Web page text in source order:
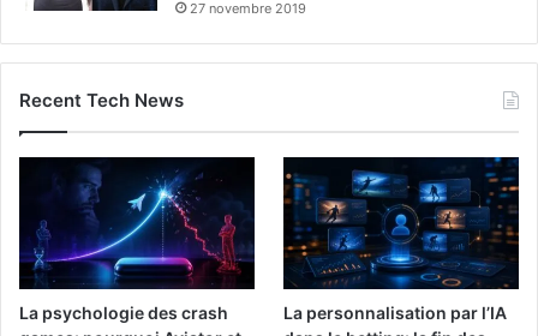
27 novembre 2019
Recent Tech News
La psychologie des crash
La personnalisation par l’IA